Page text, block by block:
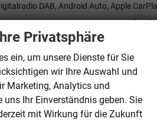
DAB, Android Auto, Apple
Navigation, Navigation per Audio
Induktionsladen für Smartphones
vorhanden
Privatsphäre
ein, um unsere Dienste für Sie
wir Ihre Auswahl und
Marketing, Analytics und
uns Ihr Einverständnis geben. Sie
mit Wirkung für die Zukunft